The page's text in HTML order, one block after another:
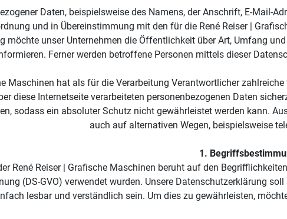
Daten, beispielsweise des Namens, der Anschrift, E-Mail-
und in Übereinstimmung mit den für die René Reiser |
möchte unser Unternehmen die Öffentlichkeit über Art, Umfang
Ferner werden betroffene Personen mittels dieser
Maschinen hat als für die Verarbeitung Verantwortlicher
diese Internetseite verarbeiteten personenbezogenen Daten
sodass ein absoluter Schutz nicht gewährleistet werden kann.
auch auf alternativen Wegen, beispielsweise
1.
René Reiser | Grafische Maschinen beruht auf den
(DS-GVO) verwendet wurden. Unsere Datenschutzerklärung
lesbar und verständlich sein. Um dies zu gewährleisten,